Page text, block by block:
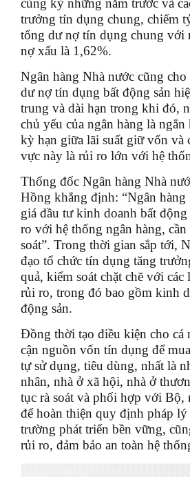
trưởng tín dụng chung, chiếm
tổng dư nợ tín dụng chung với
nợ xấu là 1,62%.
Ngân hàng Nhà nước cũng
dư nợ tín dụng bất động sản
trung và dài hạn trong khi đó,
chủ yếu của ngân hàng là ngắn
kỳ hạn giữa lãi suất giữ vốn và
vực này là rủi ro lớn với hệ
Thống đốc Ngân hàng Nhà
Hồng khẳng định: “Ngân hàng
giá đầu tư kinh doanh bất
ro với hệ thống ngân hàng,
soát”. Trong thời gian sắp tới,
đạo tổ chức tín dụng tăng
quả, kiểm soát chặt chẽ với
rủi ro, trong đó bao gồm kinh
động sản.
Đồng thời tạo điều kiện cho cá
cận nguồn vốn tín dụng để
tự sử dụng, tiêu dùng, nhất là
nhân, nhà ở xã hội, nhà ở
tục rà soát và phối hợp với Bộ,
để hoàn thiện quy định pháp
trường phát triển bền vững,
rủi ro, đảm bảo an toàn hệ